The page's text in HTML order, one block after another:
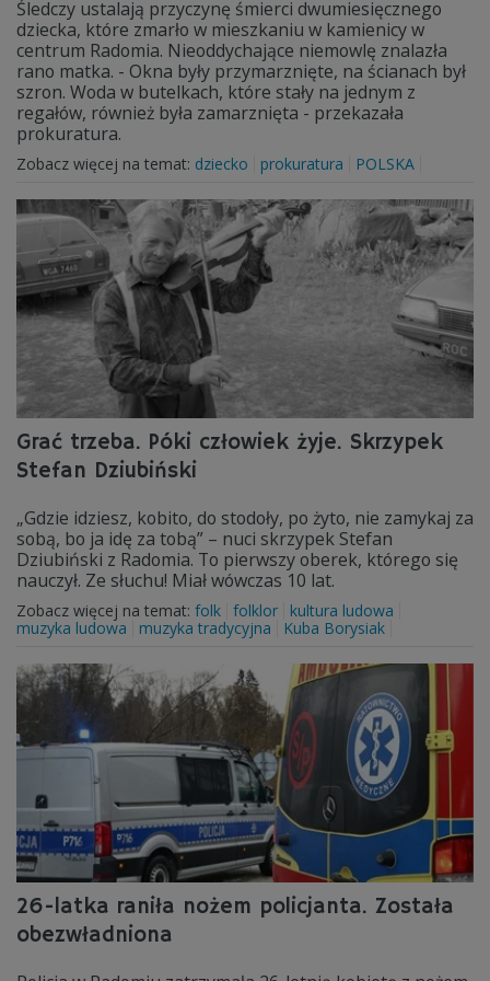
Śledczy ustalają przyczynę śmierci dwumiesięcznego
dziecka, które zmarło w mieszkaniu w kamienicy w
centrum Radomia. Nieoddychające niemowlę znalazła
rano matka. - Okna były przymarznięte, na ścianach był
szron. Woda w butelkach, które stały na jednym z
regałów, również była zamarznięta - przekazała
prokuratura.
Zobacz więcej na temat: dziecko prokuratura POLSKA
Grać trzeba. Póki człowiek żyje. Skrzypek
Stefan Dziubiński
„Gdzie idziesz, kobito, do stodoły, po żyto, nie zamykaj za
sobą, bo ja idę za tobą” – nuci skrzypek Stefan
Dziubiński z Radomia. To pierwszy oberek, którego się
nauczył. Ze słuchu! Miał wówczas 10 lat.
Zobacz więcej na temat: folk folklor
kultura ludowa
muzyka ludowa
muzyka tradycyjna Kuba Borysiak
26-latka raniła nożem policjanta. Została
obezwładniona